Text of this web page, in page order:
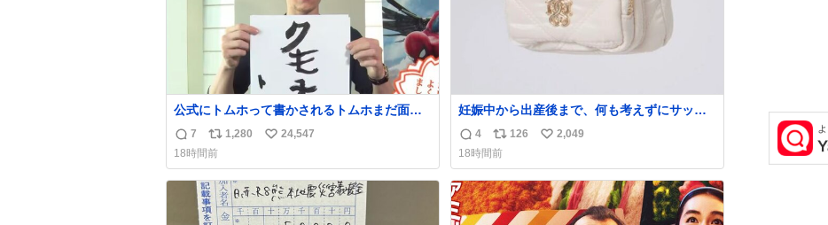
公式にトムホって書かされるトムホまだ面白
い
返
信
数
7
リ
ポ
ス
ト
数
1,280
い
ね
数
24,547
18時間前
妊娠中から出産後まで、何も考えずにサッと
持って行けるようなショルダーバッグが欲し
いな〜と思っていたのだけど snidelでめちゃ
くちゃピッタリなものを見つけたので買っ
た！✨ スマホと小物とペットボトルが入るの
最高すぎる🥹 しかもスマホ入れ独立してるし
ファスナーない！地味に嬉しいやつ！！！
返
信
数
4
リ
ポ
ス
ト
数
126
い
ね
数
2,049
18時間前